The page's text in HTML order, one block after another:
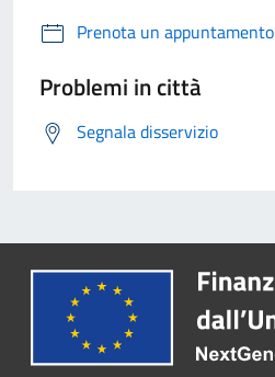
Prenota un appuntamento
Problemi in città
Segnala disservizio